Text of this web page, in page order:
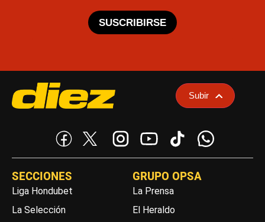
SUSCRIBIRSE
Subir
SECCIONES
Liga Hondubet
La Selección
GRUPO OPSA
La Prensa
El Heraldo